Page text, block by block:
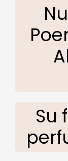
Su